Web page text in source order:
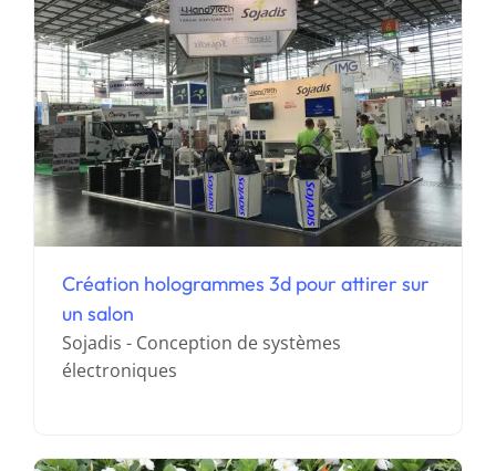
Création hologrammes 3d pour attirer sur
un salon
Sojadis - Conception de systèmes
électroniques
Externalisation marketing digital pour
une PME